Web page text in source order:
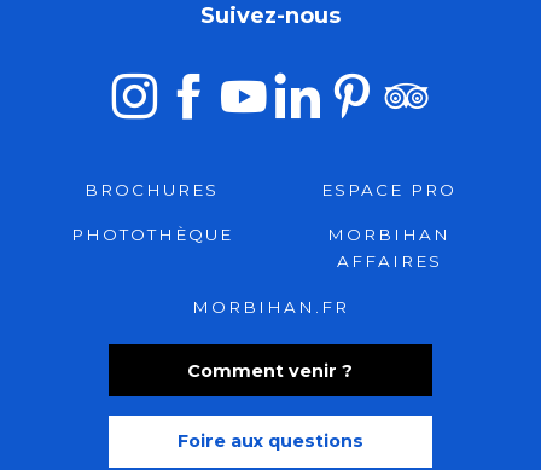
Fêtes locales #1 & #2
Comment venir ?
Foire aux questions
Suivez-nous
BROCHURES ESPACE PRO
PHOTOTHÈQUE
MORBIHAN
AFFAIRES
MORBIHAN.FR